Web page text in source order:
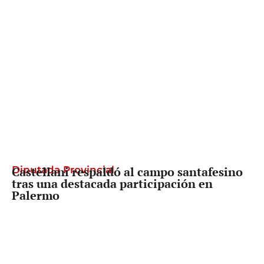
Diputada Provincial
Castellani respaldó al campo santafesino
tras una destacada participación en
Palermo